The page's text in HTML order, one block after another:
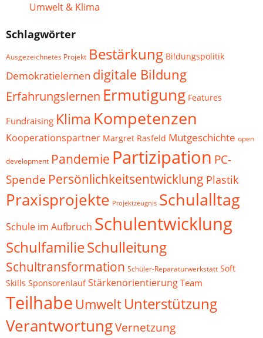
Umwelt & Klima
Schlagwörter
Ausgezeichnetes Projekt Bestärkung Bildungspolitik
Demokratielernen digitale Bildung
Erfahrungslernen Ermutigung Features
Fundraising Klima Kompetenzen
Kooperationspartner Margret Rasfeld Mutgeschichte open
development Pandemie Partizipation PC-
Spende Persönlichkeitsentwicklung Plastik
Praxisprojekte Projektzeugnis Schulalltag
Schule im Aufbruch Schulentwicklung
SchulfamilieSchulleitung
Schultransformation Schüler-Reparaturwerkstatt Soft
Skills Sponsorenlauf Stärkenorientierung Team
Teilhabe Umwelt Unterstützung
VerantwortungVernetzung